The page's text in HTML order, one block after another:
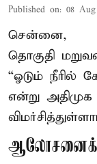
Published on: 08
சென்னை,
தொகுதி
“ஓடும் நீரில்
என்று
ஆலோசனைக்